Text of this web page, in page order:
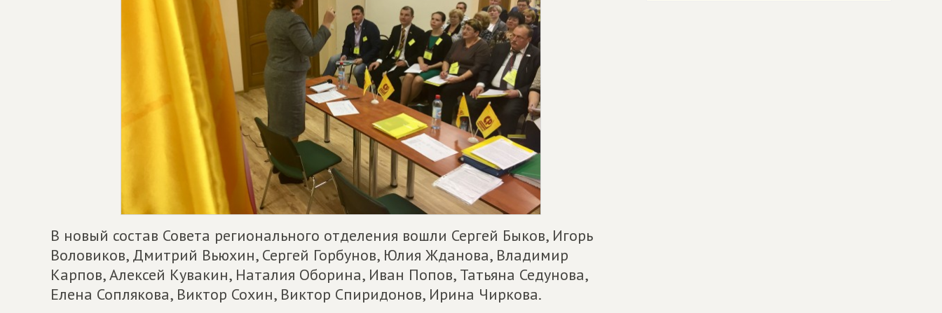
В новый состав Совета регионального отделения вошли Сергей Быков, Игорь
Воловиков, Дмитрий Вьюхин, Сергей Горбунов, Юлия Жданова, Владимир
Карпов, Алексей Кувакин, Наталия Оборина, Иван Попов, Татьяна Седунова,
Елена Соплякова, Виктор Сохин, Виктор Спиридонов, Ирина Чиркова.